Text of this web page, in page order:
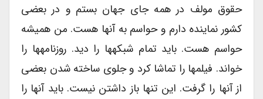
حقوق مولف در همه جای جهان بستم و در بعضی
کشور نماینده دارم و حواسم به آنها هست. من همیشه
حواسم هست. باید تمام شبکهها را دید. روزنامهها را
خواند. فیلمها را تماشا کرد و جلوی ساخته شدن بعضی
از آنها را گرفت. این تنها باز داشتن نیست. باید آنها را